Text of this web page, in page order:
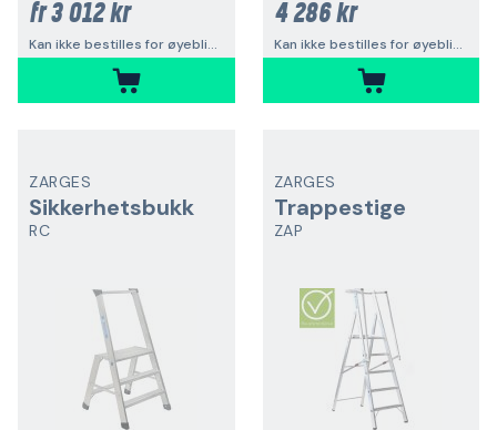
fr3 012 kr
Kan ikke bestilles for øyeblikket
4 286 kr
Kan ikke bestilles for øyeblikket
ZARGES
Sikkerhetsbukk
RC
ZARGES
Trappestige
ZAP